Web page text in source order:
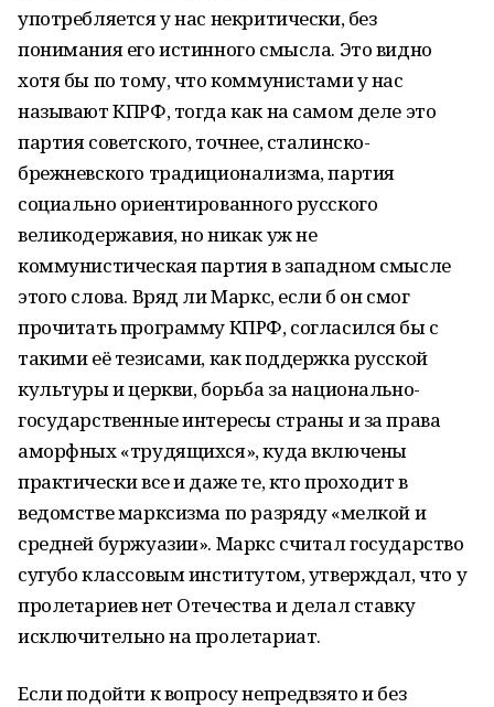
употребляется у нас некритически, без
понимания его истинного смысла. Это видно
хотя бы по тому, что коммунистами у нас
называют КПРФ, тогда как на самом деле это
партия советского, точнее, сталинско-
брежневского традиционализма, партия
социально ориентированного русского
великодержавия, но никак уж не
коммунистическая партия в западном смысле
этого слова. Вряд ли Маркс, если б он смог
прочитать программу КПРФ, согласился бы с
такими её тезисами, как поддержка русской
культуры и церкви, борьба за национально-
государственные интересы страны и за права
аморфных «трудящихся», куда включены
практически все и даже те, кто проходит в
ведомстве марксизма по разряду «мелкой и
средней буржуазии». Маркс считал государство
сугубо классовым институтом, утверждал, что у
пролетариев нет Отечества и делал ставку
исключительно на пролетариат.
Если подойти к вопросу непредвзято и без